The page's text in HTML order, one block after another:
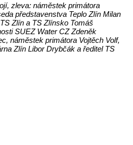
zleva: náměstek primátora
představenstva Teplo Zlín Milan
Zlín a TS Zlínsko Tomáš
SUEZ Water CZ Zdeněk
náměstek primátora Vojtěch Volf,
Zlín Libor Drybčák a ředitel TS